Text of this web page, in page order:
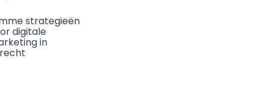
strategieën
digitale
in